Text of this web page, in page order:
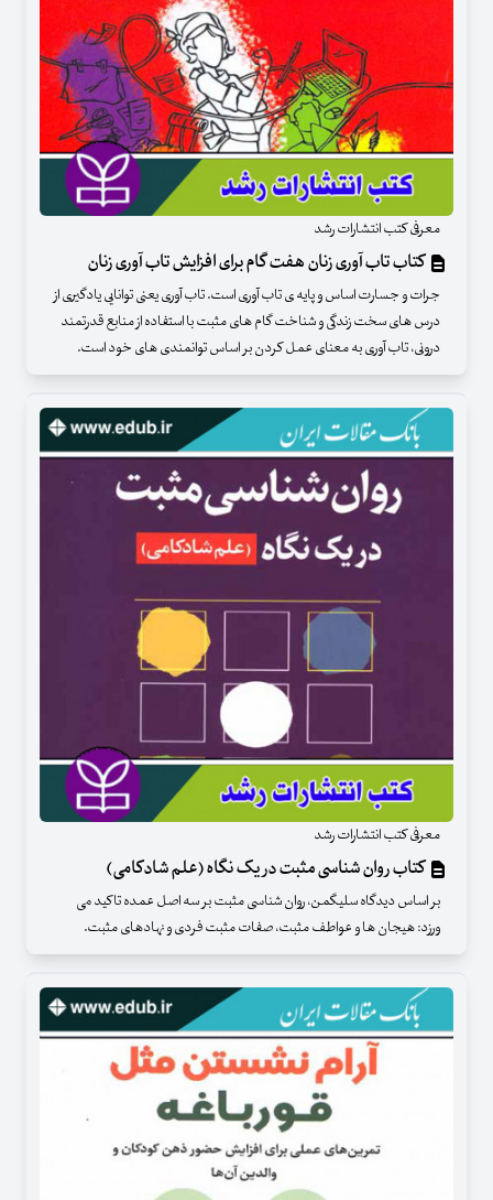
معرفی کتب انتشارات رشد
کتاب تاب آوری زنان هفت گام برای افزایش تاب آوری زنان
جرات و جسارت اساس و پایه ی تاب آوری است. تاب آوری یعنی توانایی یادگیری از
درس های سخت زندگی و شناخت گام های مثبت با استفاده از منابع قدرتمند
درونی، تاب آوری به معنای عمل کردن بر اساس توانمندی های خود است.
معرفی کتب انتشارات رشد
کتاب روان شناسی مثبت در یک نگاه (علم شادکامی)
بر اساس دیدگاه سلیگمن، روان شناسی مثبت بر سه اصل عمده تاکید می
ورزد: هیجان ها و عواطف مثبت، صفات مثبت فردی و نهادهای مثبت.